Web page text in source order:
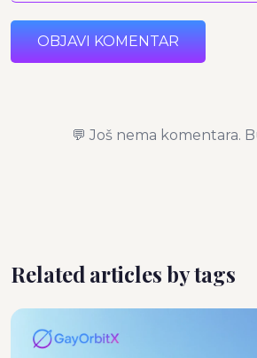
OBJAVI KOMENTAR
💬 Još nema komentara.
Related articles by tags